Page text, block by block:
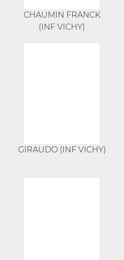
CHAUMIN FRANCK
(INF VICHY)
GIRAUDO (INF VICHY)